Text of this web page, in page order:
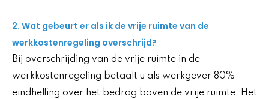
2. Wat gebeurt er als ik de vrije ruimte van de
werkkostenregeling overschrijd?
Bij overschrijding van de vrije ruimte in de
werkkostenregeling betaalt u als werkgever 80%
eindheffing over het bedrag boven de vrije ruimte. Het